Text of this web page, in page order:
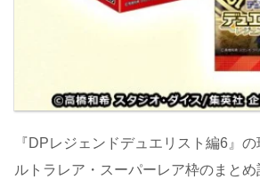
『DPレジェンドデュエリスト編6』
ルトラレア・スーパーレア枠のまと